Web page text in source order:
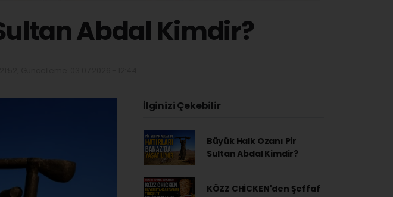
Abdal Kimdir?
İlginizi Çekebilir
Büyük Halk Ozanı Pir
Sultan Abdal Kimdir?
KÖZZ CHİCKEN'den Şeffaf